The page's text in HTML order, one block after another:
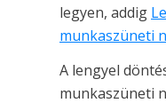
legyen, addig
munkaszüneti
A lengyel
munkaszüneti